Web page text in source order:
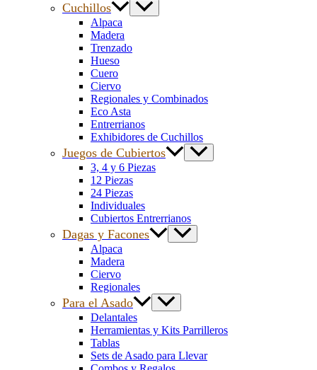
Cuchillos
Alpaca
Madera
Trenzado
Hueso
Cuero
Ciervo
Regionales y Combinados
Eco Asta
Entrerrianos
Exhibidores de Cuchillos
Juegos de Cubiertos
3, 4 y 6 Piezas
12 Piezas
24 Piezas
Individuales
Cubiertos Entrerrianos
Dagas y Facones
Alpaca
Madera
Ciervo
Regionales
Para el Asado
Delantales
Herramientas y Kits Parrilleros
Tablas
Sets de Asado para Llevar